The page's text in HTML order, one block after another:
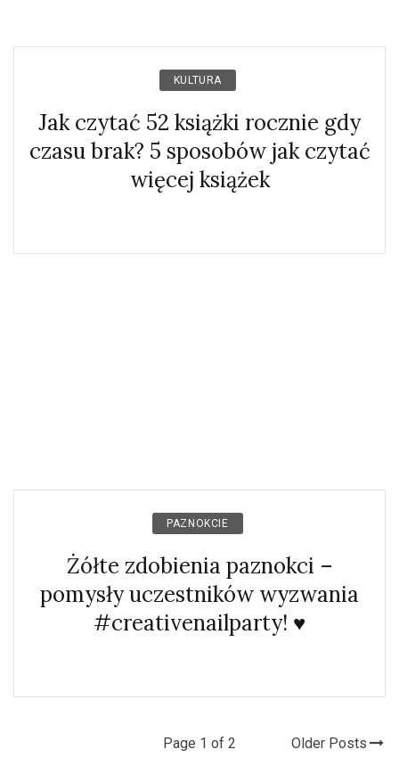
KULTURA
Jak czytać 52 książki rocznie gdy
czasu brak? 5 sposobów jak czytać
więcej książek
PAZNOKCIE
Żółte zdobienia paznokci –
pomysły uczestników wyzwania
#creativenailparty! ♥
Page 1 of 2 Older Posts